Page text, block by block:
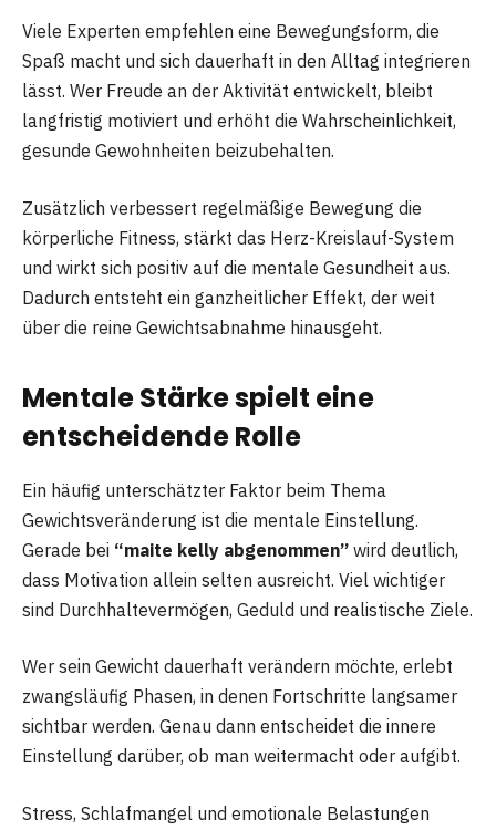
Viele Experten empfehlen eine Bewegungsform, die
Spaß macht und sich dauerhaft in den Alltag integrieren
lässt. Wer Freude an der Aktivität entwickelt, bleibt
langfristig motiviert und erhöht die Wahrscheinlichkeit,
gesunde Gewohnheiten beizubehalten.
Zusätzlich verbessert regelmäßige Bewegung die
körperliche Fitness, stärkt das Herz-Kreislauf-System
und wirkt sich positiv auf die mentale Gesundheit aus.
Dadurch entsteht ein ganzheitlicher Effekt, der weit
über die reine Gewichtsabnahme hinausgeht.
Mentale Stärke spielt eine
entscheidende Rolle
Ein häufig unterschätzter Faktor beim Thema
Gewichtsveränderung ist die mentale Einstellung.
Gerade bei “maite kelly abgenommen” wird deutlich,
dass Motivation allein selten ausreicht. Viel wichtiger
sind Durchhaltevermögen, Geduld und realistische Ziele.
Wer sein Gewicht dauerhaft verändern möchte, erlebt
zwangsläufig Phasen, in denen Fortschritte langsamer
sichtbar werden. Genau dann entscheidet die innere
Einstellung darüber, ob man weitermacht oder aufgibt.
Stress, Schlafmangel und emotionale Belastungen